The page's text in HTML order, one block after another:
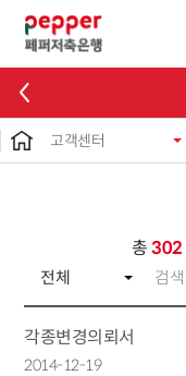
고객센터
총302
각종변경의뢰서
2014-12-19